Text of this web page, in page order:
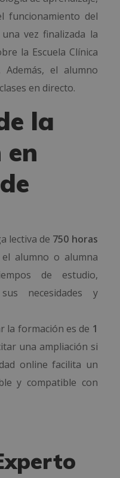
funcionamiento del
vez finalizada la
la Escuela Clínica
el alumno
en directo.
la
lectiva de 750 horas
alumno o alumna
de estudio,
necesidades y
la formación es de 1
una ampliación si
online facilita un
y compatible con